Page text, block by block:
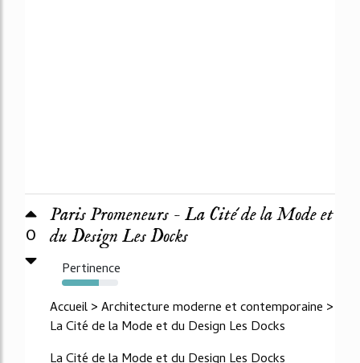
0
Paris Promeneurs - La Cité de la Mode et
du Design Les Docks
Pertinence
65%
Accueil > Architecture moderne et contemporaine >
La Cité de la Mode et du Design Les Docks